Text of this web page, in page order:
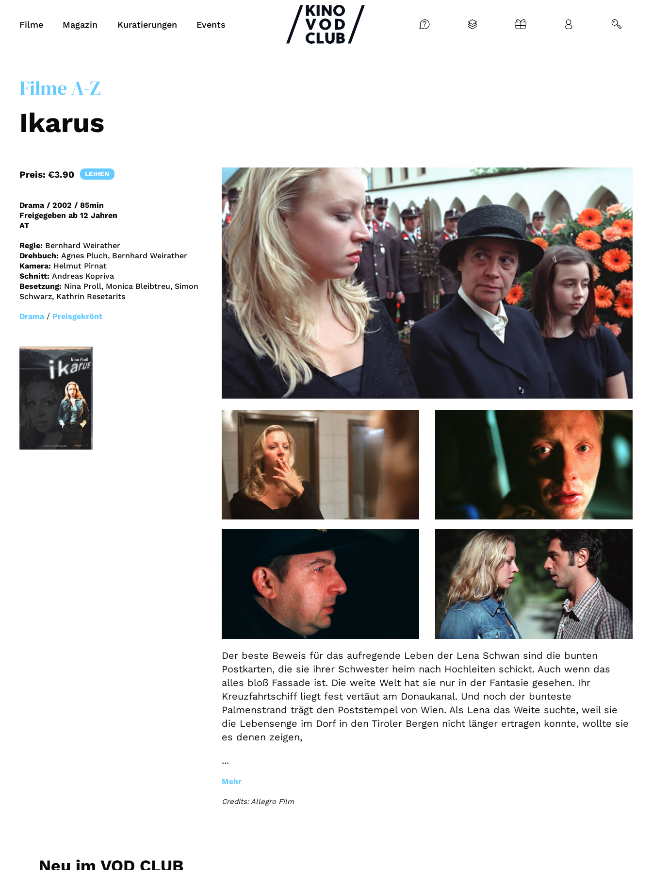
So geht’s
Filmpakete
Gutscheine
& Filmpässe
Account
Suche
Filme Magazin Kuratierungen Events
Filme A-Z
Ikarus
Preis: €3.90 LEIHEN
Drama / 2002 / 85min
Freigegeben ab 12 Jahren
AT
Regie: Bernhard Weirather
Drehbuch: Agnes Pluch, Bernhard Weirather
Kamera: Helmut Pirnat
Schnitt: Andreas Kopriva
Besetzung: Nina Proll, Monica Bleibtreu, Simon
Schwarz, Kathrin Resetarits
Drama / Preisgekrönt
Der beste Beweis für das aufregende Leben der Lena Schwan sind die bunten
Postkarten, die sie ihrer Schwester heim nach Hochleiten schickt. Auch wenn das
alles bloß Fassade ist. Die weite Welt hat sie nur in der Fantasie gesehen. Ihr
Kreuzfahrtschiff liegt fest vertäut am Donaukanal. Und noch der bunteste
Palmenstrand trägt den Poststempel von Wien. Als Lena das Weite suchte, weil sie
die Lebensenge im Dorf in den Tiroler Bergen nicht länger ertragen konnte, wollte sie
es denen zeigen,
...
Mehr
Credits: Allegro Film
Neu im VOD CLUB